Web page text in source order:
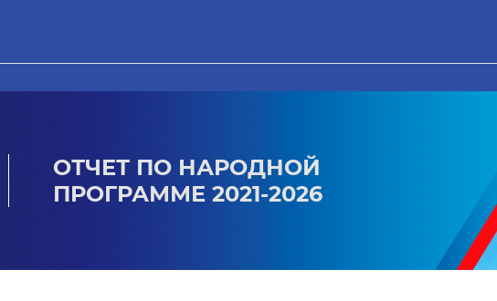
ОТЧЕТ ПО НАРОДНОЙ
ПРОГРАММЕ 2021-2026